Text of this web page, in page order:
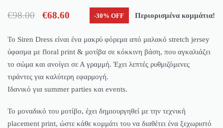
€98.00 €68.60 -30% OFF Περιορισμένα κομμάτια!
Το Siren Dress είναι ένα μακρύ φόρεμα από μαλακό stretch jersey
ύφασμα με floral print & μοτίβα σε κόκκινη βάση, που αγκαλιάζει
το σώμα και ανοίγει σε Α γραμμή. Έχει λεπτές ρυθμιζόμενες
τιράντες για καλύτερη εφαρμογή.
Ιδανικό για summer parties και events.
Το μοναδικό του μοτίβο, έχει δημιουργηθεί με την τεχνική
placement print, ώστε κάθε κομμάτι του να διαθέτει ένα ξεχωριστό